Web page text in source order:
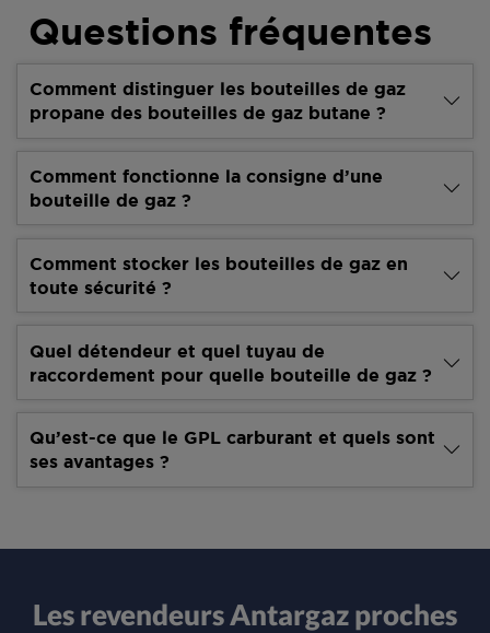
Questions fréquentes
Comment distinguer les bouteilles de gaz
propane des bouteilles de gaz butane ?
Comment fonctionne la consigne d’une
bouteille de gaz ?
Comment stocker les bouteilles de gaz en
toute sécurité ?
Quel détendeur et quel tuyau de
raccordement pour quelle bouteille de gaz ?
Qu’est-ce que le GPL carburant et quels sont
ses avantages ?
Les revendeurs Antargaz proches